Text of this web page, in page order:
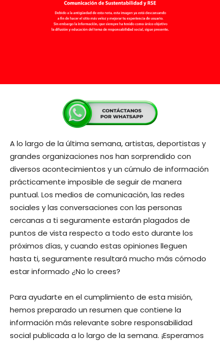
A lo largo de la última semana, artistas, deportistas y
grandes organizaciones nos han sorprendido con
diversos acontecimientos y un cúmulo de información
prácticamente imposible de seguir de manera
puntual. Los medios de comunicación, las redes
sociales y las conversaciones con las personas
cercanas a ti seguramente estarán plagados de
puntos de vista respecto a todo esto durante los
próximos días, y cuando estas opiniones lleguen
hasta ti, seguramente resultará mucho más cómodo
estar informado ¿No lo crees?
Para ayudarte en el cumplimiento de esta misión,
hemos preparado un resumen que contiene la
información más relevante sobre responsabilidad
social publicada a lo largo de la semana. ¡Esperamos